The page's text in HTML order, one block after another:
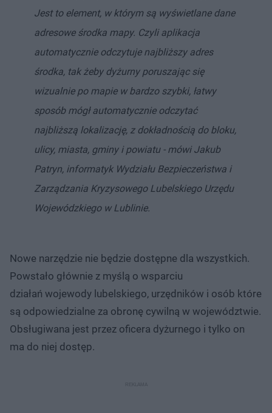
Jest to element, w którym są wyświetlane dane
adresowe środka mapy. Czyli aplikacja
automatycznie odczytuje najbliższy adres
środka, tak żeby dyżurny poruszając się
wizualnie po mapie w bardzo szybki, łatwy
sposób mógł automatycznie odczytać
najbliższą lokalizację, z dokładnością do bloku,
ulicy, miasta, gminy i powiatu - mówi Jakub
Patryn, informatyk Wydziału Bezpieczeństwa i
Zarządzania Kryzysowego Lubelskiego Urzędu
Wojewódzkiego w Lublinie.
Nowe narzędzie nie będzie dostępne dla wszystkich.
Powstało głównie z myślą o wsparciu
działań wojewody lubelskiego, urzędników i osób które
są odpowiedzialne za obronę cywilną w województwie.
Obsługiwana jest przez oficera dyżurnego i tylko on
ma do niej dostęp.